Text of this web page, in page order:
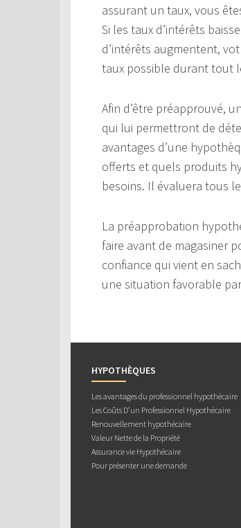
assurant un taux, vous
Si les taux d’intérêts
d’intérêts augmentent,
taux possible durant tout
Afin d’être préapprouvé,
qui lui permettront de
avantages d’une
offerts et quels produits
besoins. Il évaluera tous
La préapprobation
faire avant de magasiner
confiance qui vient en
une situation favorable
HYPOTHÈQUES
Les avantages du professionnel hypothécaire
Les Coûts D’un Professionnel Hypothécaire
Renouvellement hypothécaire
Valeur Nette de la Propriété
Assurance vie Hypothécaire
Pour présenter une demande